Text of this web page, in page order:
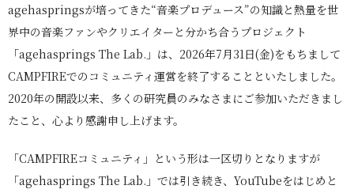
agehaspringsが培ってきた“音楽プロデュース”の知識と熱量を世
界中の音楽ファンやクリエイターと分かち合うプロジェクト
「agehasprings The Lab.」は、2026年7月31日(金)をもちまして
CAMPFIREでのコミュニティ運営を終了することといたしました。
2020年の開設以来、多くの研究員のみなさまにご参加いただきまし
たこと、心より感謝申し上げます。
「CAMPFIREコミュニティ」という形は一区切りとなりますが
「agehasprings The Lab.」では引き続き、YouTubeをはじめと